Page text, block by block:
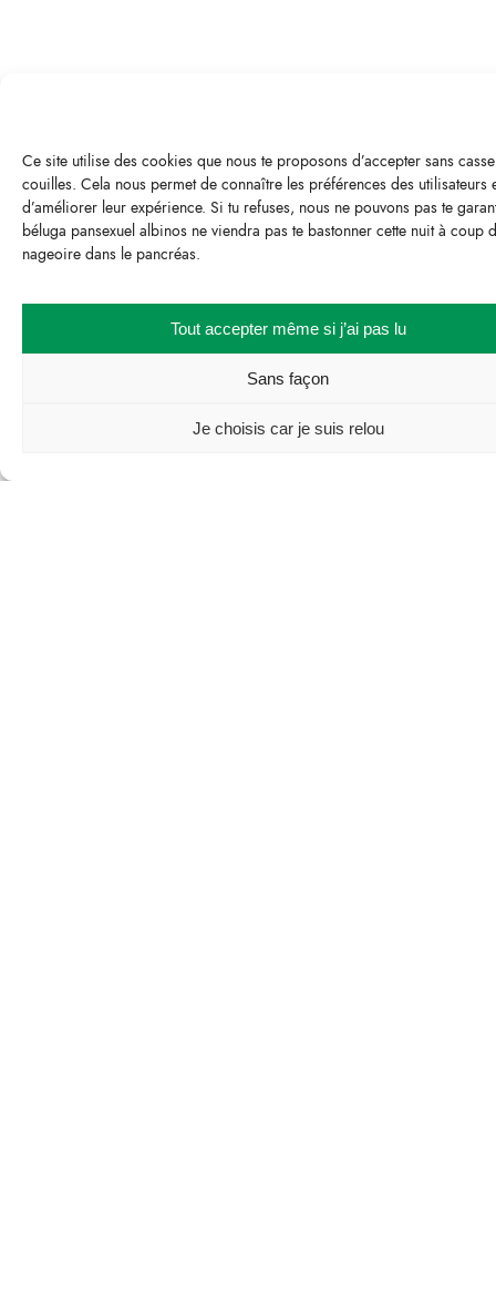
Ce site utilise des cookies que nous te proposons d’accepter sans
couilles. Cela nous permet de connaître les préférences des utilisateurs
d’améliorer leur expérience. Si tu refuses, nous ne pouvons pas te
béluga pansexuel albinos ne viendra pas te bastonner cette nuit à coup
nageoire dans le pancréas.
Tout accepter même si j’ai pas lu
Sans façon
Je choisis car je suis relou
Nous créons des produits de
qualité et résistants afin de
perdurer dans le temps et
s’assurer de leur bon entretien
ou recyclage